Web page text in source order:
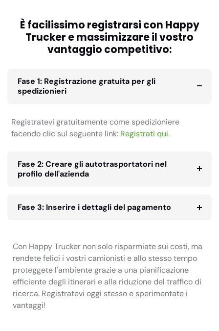
È facilissimo registrarsi con Happy
Trucker e massimizzare il vostro
vantaggio competitivo:
Fase 1: Registrazione gratuita per gli
spedizionieri
Registratevi gratuitamente come spedizioniere
facendo clic sul seguente link: Registrati qui.
Fase 2: Creare gli autotrasportatori nel
profilo dell'azienda
Fase 3: Inserire i dettagli del pagamento
Con Happy Trucker non solo risparmiate sui costi, ma
rendete felici i vostri camionisti e allo stesso tempo
proteggete l'ambiente grazie a una pianificazione
efficiente degli itinerari e alla riduzione del traffico di
ricerca. Registratevi oggi stesso e sperimentate i
vantaggi!